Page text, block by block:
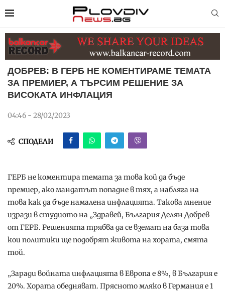
ДОБРЕВ: В ГЕРБ НЕ КОМЕНТИРАМЕ ТЕМАТА
ЗА ПРЕМИЕР, А ТЪРСИМ РЕШЕНИЕ ЗА
ВИСОКАТА ИНФЛАЦИЯ
04:46 - 28/02/2023
СПОДЕЛИ
ГЕРБ не коментира темата за това кой да бъде
премиер, ако мандатът попадне в тях, а набляга на
това как да бъде намалена инфлацията. Такова мнение
изрази в студиото на „Здравей, България Делян Добрев
от ГЕРБ. Решенията трябва да се вземат на база това
кои политики ще подобрят живота на хората, смята
той.
„Заради войната инфлацията в Европа е 8%, в България е
20%. Хората обедняват. Прясното мляко в Германия е 1